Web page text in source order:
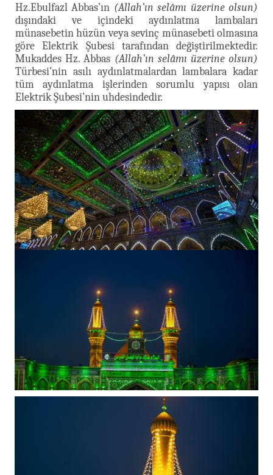
Hz.Ebulfazl Abbas’ın (Allah’ın selâmı üzerine olsun)
dışındaki ve içindeki aydınlatma lambaları
münasebetin hüzün veya sevinç münasebeti olmasına
göre Elektrik Şubesi tarafından değiştirilmektedir.
Mukaddes Hz. Abbas (Allah’ın selâmı üzerine olsun)
Türbesi’nin asılı aydınlatmalardan lambalara kadar
tüm aydınlatma işlerinden sorumlu yapısı olan
Elektrik Şubesi’nin uhdesindedir.